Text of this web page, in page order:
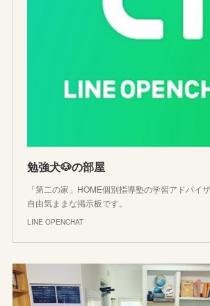
勉強犬🐶の部屋
「第二の家」HOME個別指導塾の学習アドバイ
自由気ままな掲示板です。
LINE OPENCHAT